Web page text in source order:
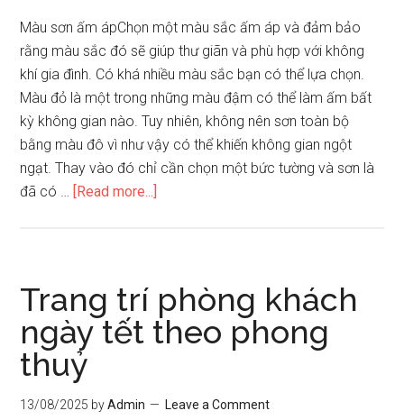
khách
Màu sơn ấm ápChọn một màu sắc ấm áp và đảm bảo
rằng màu sắc đó sẽ giúp thư giãn và phù hợp với không
khí gia đình. Có khá nhiều màu sắc bạn có thể lựa chọn.
Màu đỏ là một trong những màu đậm có thể làm ấm bất
kỳ không gian nào. Tuy nhiên, không nên sơn toàn bộ
bằng màu đô vì như vậy có thể khiến không gian ngột
ngạt. Thay vào đó chỉ cần chọn một bức tường và sơn là
đã có … [Read more...]
khách
mùa
đông
Trang trí phòng khách
ngày tết theo phong
thuỷ
13/08/2025 byAdmin Leave a Comment